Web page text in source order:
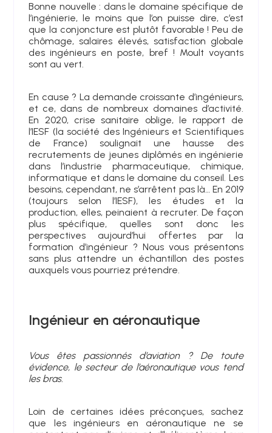
Bonne nouvelle : dans le domaine spécifique de
l’ingénierie, le moins que l’on puisse dire, c’est
que la conjoncture est plutôt favorable ! Peu de
chômage, salaires élevés, satisfaction globale
des ingénieurs en poste, bref ! Moult voyants
sont au vert.
En cause ? La demande croissante d’ingénieurs,
et ce, dans de nombreux domaines d’activité.
En 2020, crise sanitaire oblige, le rapport de
l’IESF (la société des Ingénieurs et Scientifiques
de France) soulignait une hausse des
recrutements de jeunes diplômés en ingénierie
dans l’industrie pharmaceutique, chimique,
informatique et dans le domaine du conseil. Les
besoins, cependant, ne s’arrêtent pas là… En 2019
(toujours selon l’IESF), les études et la
production, elles, peinaient à recruter. De façon
plus spécifique, quelles sont donc les
perspectives aujourd’hui offertes par la
formation d’ingénieur ? Nous vous présentons
sans plus attendre un échantillon des postes
auxquels vous pourriez prétendre.
Ingénieur en aéronautique
Vous êtes passionnés d’aviation ? De toute
évidence, le secteur de l’aéronautique vous tend
les bras.
Loin de certaines idées préconçues, sachez
que les ingénieurs en aéronautique ne se